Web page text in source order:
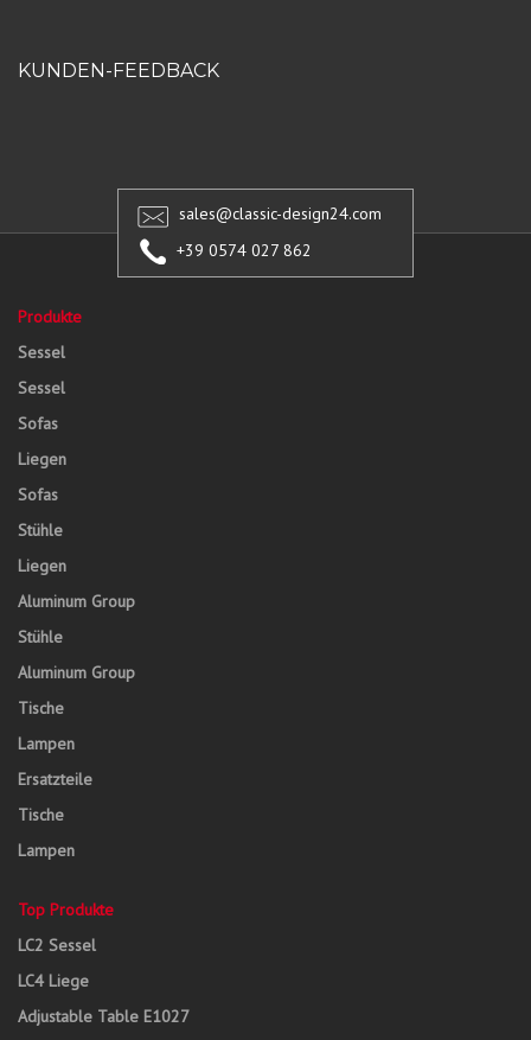
KUNDEN-FEEDBACK
sales@classic-design24.com
+39 0574 027 862
Produkte
Sessel
Sessel
Sofas
Liegen
Sofas
Stühle
Liegen
Aluminum Group
Stühle
Aluminum Group
Tische
Lampen
Ersatzteile
Tische
Lampen
Top Produkte
LC2 Sessel
LC4 Liege
Adjustable Table E1027